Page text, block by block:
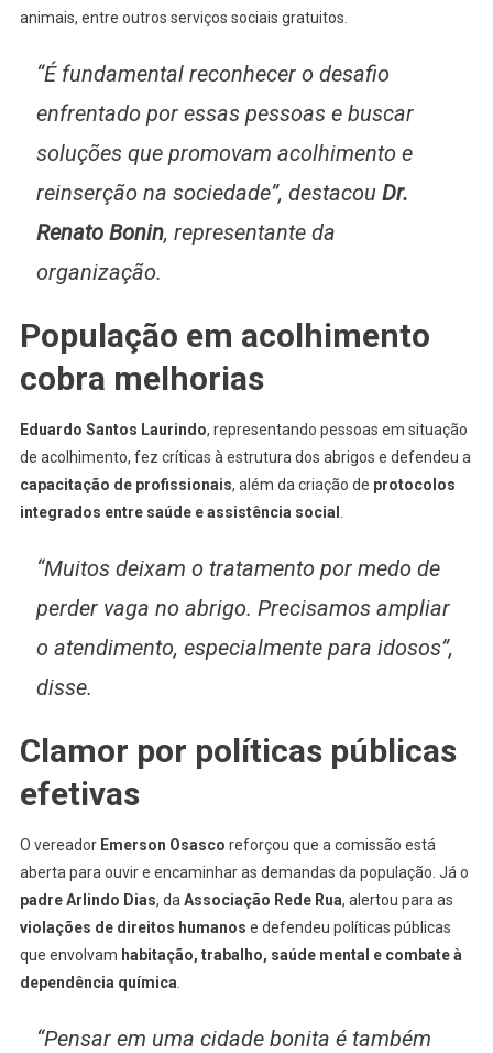
animais, entre outros serviços sociais gratuitos.
“É fundamental reconhecer o desafio
enfrentado por essas pessoas e buscar
soluções que promovam acolhimento e
reinserção na sociedade”, destacou Dr.
Renato Bonin, representante da
organização.
População em acolhimento
cobra melhorias
Eduardo Santos Laurindo, representando pessoas em situação
de acolhimento, fez críticas à estrutura dos abrigos e defendeu a
capacitação de profissionais, além da criação de protocolos
integrados entre saúde e assistência social
“Muitos deixam o tratamento por medo de
perder vaga no abrigo. Precisamos ampliar
o atendimento, especialmente para idosos”,
disse.
Clamor por políticas públicas
efetivas
O vereador Emerson Osasco reforçou que a comissão está
aberta para ouvir e encaminhar as demandas da população. Já o
padre Arlindo Dias, da Associação Rede Rua, alertou para as
violações de direitos humanos e defendeu políticas públicas
que envolvam habitação, trabalho, saúde mental e combate à
dependência química
“Pensar em uma cidade bonita é também